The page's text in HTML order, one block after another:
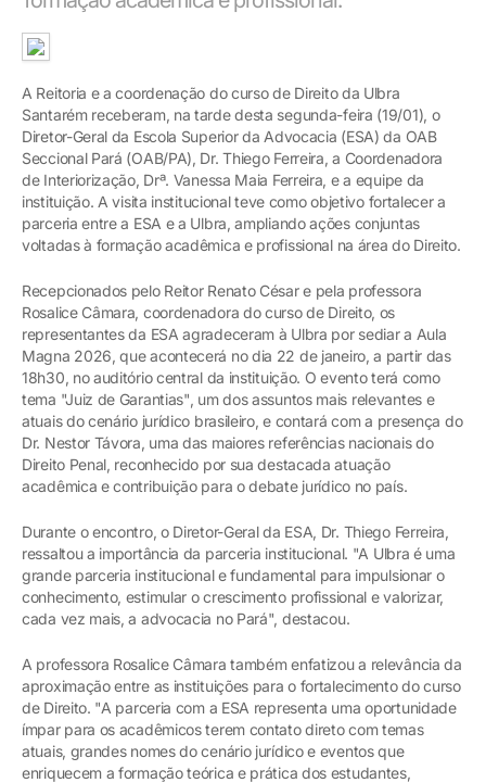
A Reitoria e a coordenação do curso de Direito da Ulbra
Santarém receberam, na tarde desta segunda-feira (19/01), o
Diretor-Geral da Escola Superior da Advocacia (ESA) da OAB
Seccional Pará (OAB/PA), Dr. Thiego Ferreira, a Coordenadora
de Interiorização, Drª. Vanessa Maia Ferreira, e a equipe da
instituição. A visita institucional teve como objetivo fortalecer a
parceria entre a ESA e a Ulbra, ampliando ações conjuntas
voltadas à formação acadêmica e profissional na área do Direito.
Recepcionados pelo Reitor Renato César e pela professora
Rosalice Câmara, coordenadora do curso de Direito, os
representantes da ESA agradeceram à Ulbra por sediar a Aula
Magna 2026, que acontecerá no dia 22 de janeiro, a partir das
18h30, no auditório central da instituição. O evento terá como
tema "Juiz de Garantias", um dos assuntos mais relevantes e
atuais do cenário jurídico brasileiro, e contará com a presença do
Dr. Nestor Távora, uma das maiores referências nacionais do
Direito Penal, reconhecido por sua destacada atuação
acadêmica e contribuição para o debate jurídico no país.
Durante o encontro, o Diretor-Geral da ESA, Dr. Thiego Ferreira,
ressaltou a importância da parceria institucional. "A Ulbra é uma
grande parceria institucional e fundamental para impulsionar o
conhecimento, estimular o crescimento profissional e valorizar,
cada vez mais, a advocacia no Pará", destacou.
A professora Rosalice Câmara também enfatizou a relevância da
aproximação entre as instituições para o fortalecimento do curso
de Direito. "A parceria com a ESA representa uma oportunidade
ímpar para os acadêmicos terem contato direto com temas
atuais, grandes nomes do cenário jurídico e eventos que
enriquecem a formação teórica e prática dos estudantes,